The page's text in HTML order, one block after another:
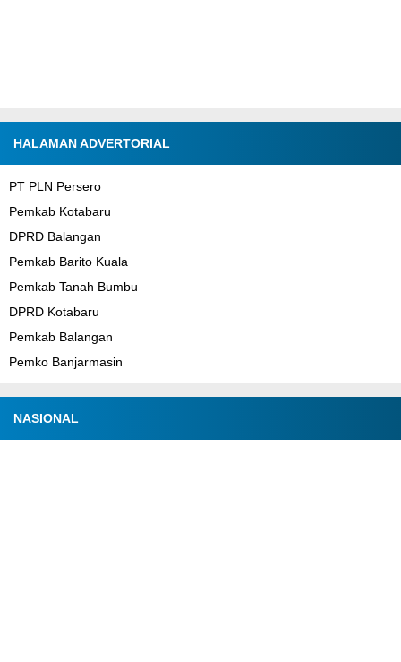
HALAMAN ADVERTORIAL
PT PLN Persero
Pemkab Kotabaru
DPRD Balangan
Pemkab Barito Kuala
Pemkab Tanah Bumbu
DPRD Kotabaru
Pemkab Balangan
Pemko Banjarmasin
NASIONAL